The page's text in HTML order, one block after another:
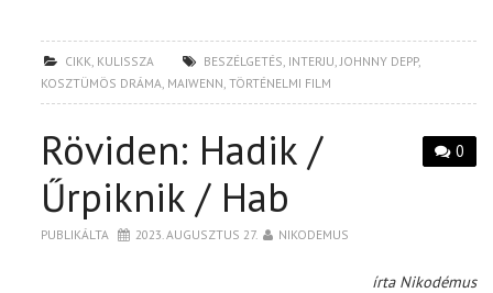
CIKK KULISSZA BESZÉLGETÉS INTERJU JOHNNY DEPP,
KOSZTÜMÖS DRÁMA MAIWENN ,TÖRTÉNELMI FILM
0
Röviden: Hadik /
Űrpiknik / Hab
PUBLIKÁLTA 2023. AUGUSZTUS 27. NIKODEMUS
írta Nikodémus